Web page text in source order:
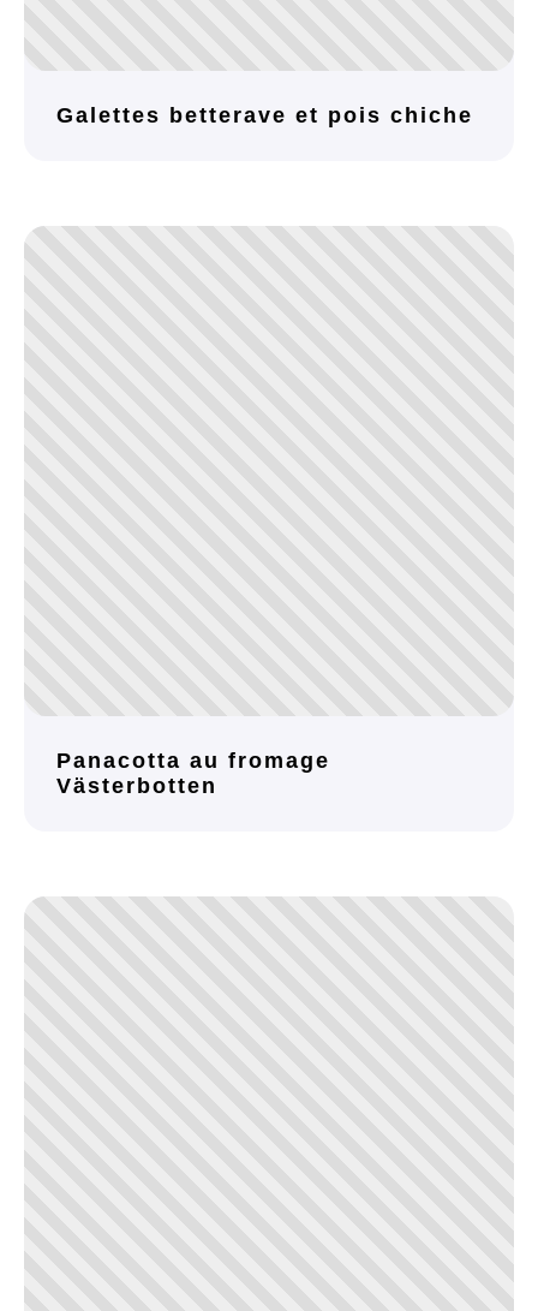
Galettes betterave et pois chiche
Panacotta au fromage
Västerbotten